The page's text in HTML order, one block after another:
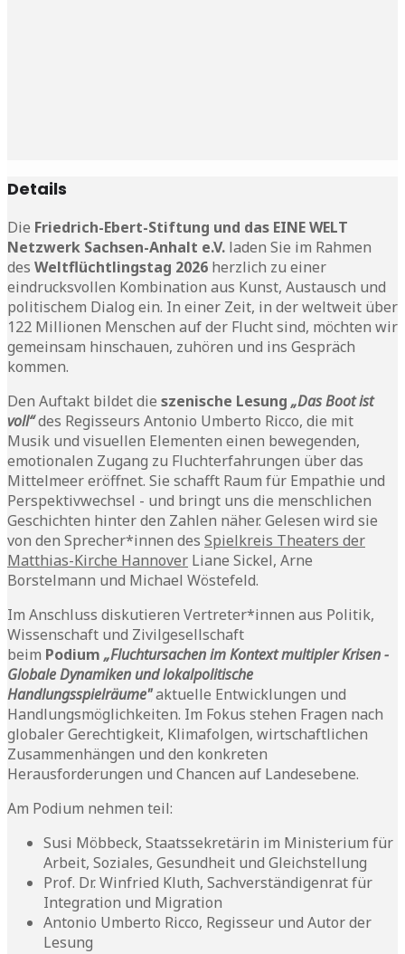
Details
Die Friedrich-Ebert-Stiftung und das EINE WELT
Netzwerk Sachsen-Anhalt e.V. laden Sie im Rahmen
des Weltflüchtlingstag 2026 herzlich zu einer
eindrucksvollen Kombination aus Kunst, Austausch und
politischem Dialog ein. In einer Zeit, in der weltweit über
122 Millionen Menschen auf der Flucht sind, möchten wir
gemeinsam hinschauen, zuhören und ins Gespräch
kommen.
Den Auftakt bildet die szenische Lesung „Das Boot ist
voll“des Regisseurs Antonio Umberto Ricco, die mit
Musik und visuellen Elementen einen bewegenden,
emotionalen Zugang zu Fluchterfahrungen über das
Mittelmeer eröffnet. Sie schafft Raum für Empathie und
Perspektivwechsel - und bringt uns die menschlichen
Geschichten hinter den Zahlen näher. Gelesen wird sie
von den Sprecher*innen des Spielkreis Theaters der
Matthias-Kirche Hannover Liane Sickel, Arne
Borstelmann und Michael Wöstefeld.
Im Anschluss diskutieren Vertreter*innen aus Politik,
Wissenschaft und Zivilgesellschaft
beim Podium „Fluchtursachen im Kontext multipler Krisen -
Globale Dynamiken und lokalpolitische
Handlungsspielräume"aktuelle Entwicklungen und
Handlungsmöglichkeiten. Im Fokus stehen Fragen nach
globaler Gerechtigkeit, Klimafolgen, wirtschaftlichen
Zusammenhängen und den konkreten
Herausforderungen und Chancen auf Landesebene.
Am Podium nehmen teil:
Susi Möbbeck, Staatssekretärin im Ministerium für
Arbeit, Soziales, Gesundheit und Gleichstellung
Prof. Dr. Winfried Kluth, Sachverständigenrat für
Integration und Migration
Antonio Umberto Ricco, Regisseur und Autor der
Lesung